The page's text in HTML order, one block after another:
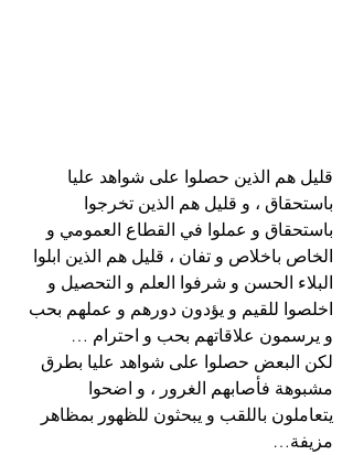
قليل هم الذين حصلوا على شواهد عليا
باستحقاق ، و قليل هم الذين تخرجوا
باستحقاق و عملوا في القطاع العمومي و
الخاص باخلاص و تفان ، قليل هم الذين ابلوا
البلاء الحسن و شرفوا العلم و التحصيل و
اخلصوا للقيم و يؤدون دورهم و عملهم بحب
و يرسمون علاقاتهم بحب و احترام …
لكن البعض حصلوا على شواهد عليا بطرق
مشبوهة فأصابهم الغرور ، و اضحوا
يتعاملون باللقب و يبحثون للظهور بمظاهر
مزيفة…